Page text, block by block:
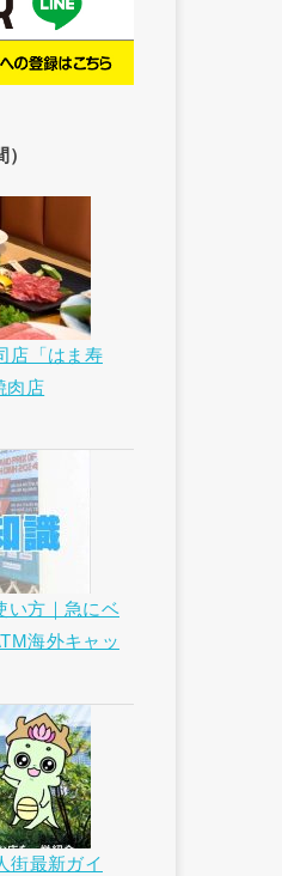
店「はま寿
肉店
い方｜急にベ
海外キャッ
街最新ガイ